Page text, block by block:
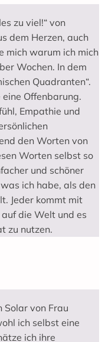
zu viel!“ von
dem Herzen, auch
mich warum ich mich
Wochen. In dem
Quadranten“.
Offenbarung.
Empathie und
den Worten von
Worten selbst so
und schöner
ich habe, als den
Jeder kommt mit
die Welt und es
zu nutzen.
Solar von Frau
ich selbst eine
ich ihre